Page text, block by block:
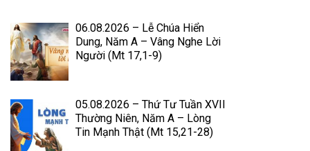
06.08.2026 – Lễ Chúa Hiển
Dung, Năm A – Vâng Nghe Lời
Người (Mt 17,1-9)
05.08.2026 – Thứ Tư Tuần XVII
Thường Niên, Năm A – Lòng
Tin Mạnh Thật (Mt 15,21-28)